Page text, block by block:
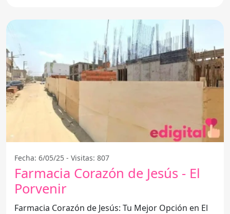
Fecha: 6/05/25 - Visitas: 807
Farmacia Corazón de Jesús - El
Porvenir
Farmacia Corazón de Jesús: Tu Mejor Opción en El